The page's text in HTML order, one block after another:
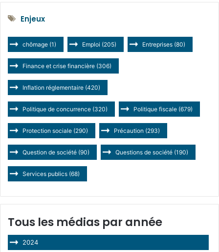
Enjeux
chômage (1) Emploi (205) Entreprises (80)
Finance et crise financière (306)
Inflation réglementaire (420)
Politique de concurrence (320) Politique fiscale (679)
Protection sociale (290) Précaution (293)
Question de société (90) Questions de société (190)
Services publics (68)
Tous les médias par année
2024